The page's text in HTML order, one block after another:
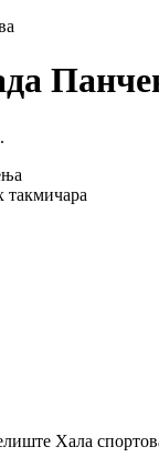
такмичара
Хала